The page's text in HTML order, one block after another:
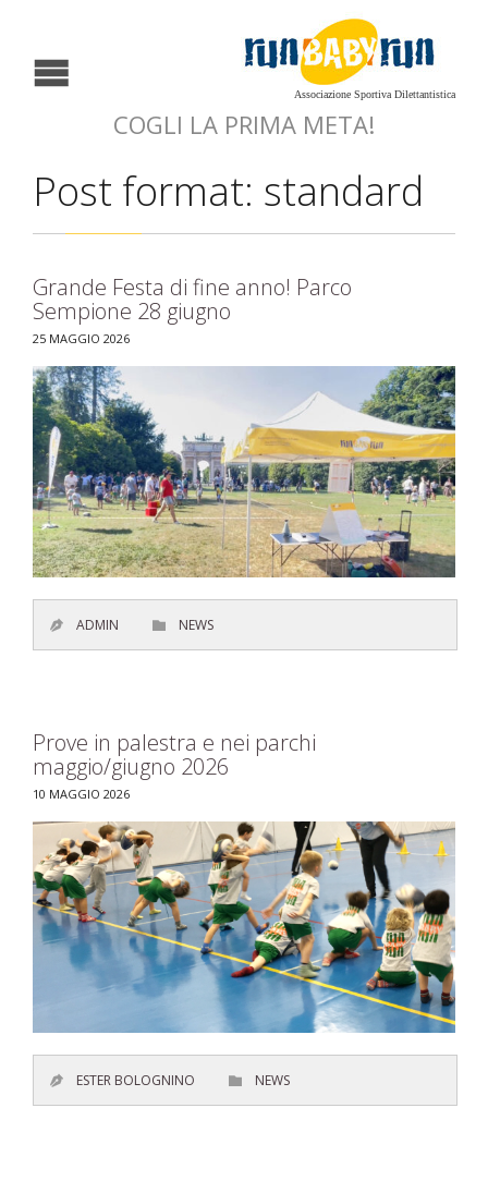
Associazione Sportiva Dilettantistica
COGLI LA PRIMA META!
Post format: standard
Grande Festa di fine anno! Parco
Sempione 28 giugno
25 MAGGIO 2026
 ADMIN  CATEGORY
NEWS
Prove in palestra e nei parchi
maggio/giugno 2026
10 MAGGIO 2026
 ESTER BOLOGNINO  CATEGORY
NEWS